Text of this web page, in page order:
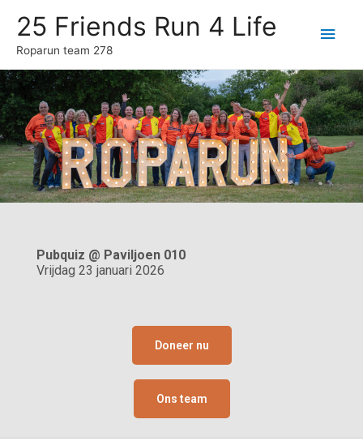
25 Friends Run 4 Life
Roparun team 278
Pubquiz @ Paviljoen 010
Vrijdag 23 januari 2026
Doneer nu
Ons team